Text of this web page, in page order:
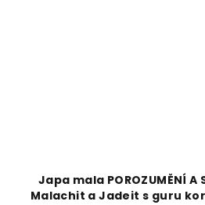
Japa mala POROZUMĚNÍ A
Malachit a Jadeit s guru